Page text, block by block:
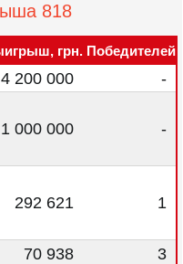
818
грн. Победителей
4 200 000
-
1 000 000 -
292 621 1
70 938
3